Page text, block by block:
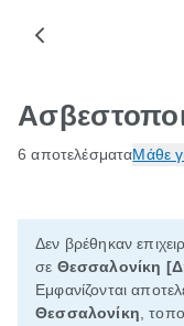
6 αποτελέσματαΜάθε
Δεν βρέθηκαν
σε Θεσσαλονίκη
Εμφανίζονται
Θεσσαλονίκη ,